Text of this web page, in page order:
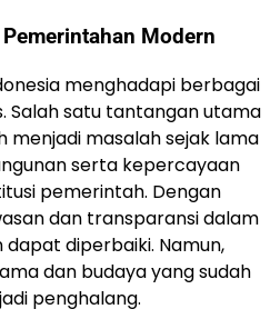
Modern
menghadapi berbagai
Salah satu tantangan utama
menjadi masalah sejak lama
serta kepercayaan
pemerintah. Dengan
dan transparansi dalam
diperbaiki. Namun,
dan budaya yang sudah
penghalang.